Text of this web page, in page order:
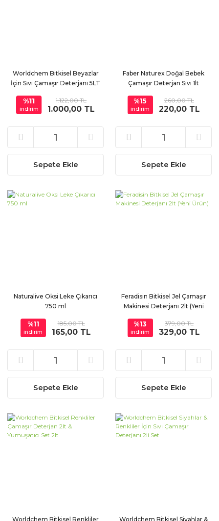
Worldchem Bitkisel Beyazlar
İçin Sıvı Çamaşır Deterjanı 5LT
%11
indirim
1.122,00 TL
1.000,00 TL
Sepete Ekle
Faber Naturex Doğal Bebek
Çamaşır Deterjan Sıvı 1lt
%15
indirim
260,00 TL
220,00 TL
Sepete Ekle
Naturalive Oksi Leke Çıkarıcı
750 ml
%11
indirim
185,00 TL
165,00 TL
Sepete Ekle
Feradisin Bitkisel Jel Çamaşır
Makinesi Deterjanı 2lt (Yeni
%13
indirim
379,00 TL
329,00 TL
Sepete Ekle
Worldchem Bitkisel Renkliler
Worldchem Bitkisel Siyahlar &